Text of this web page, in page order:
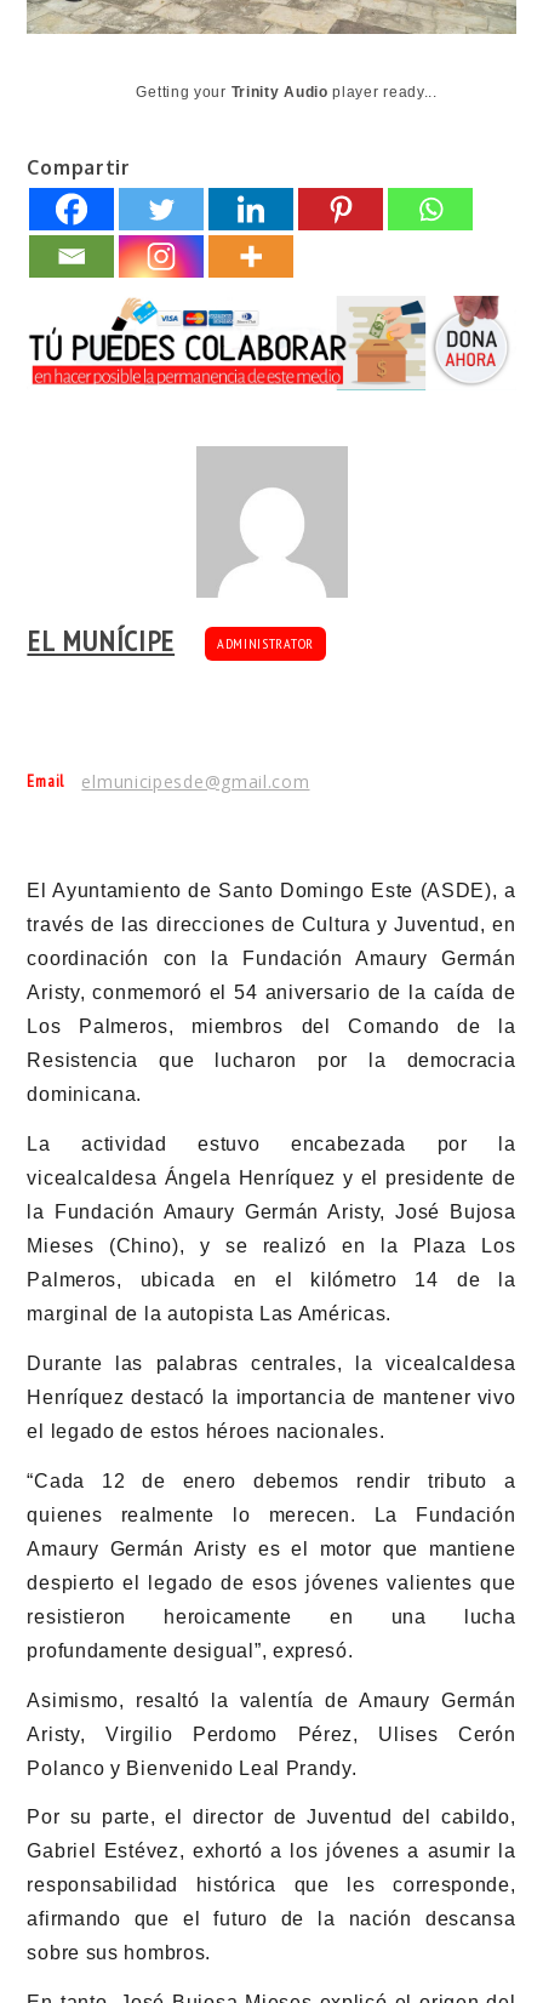
Getting your Trinity Audio player ready...
Compartir
EL MUNÍCIPE ADMINISTRATOR
Email elmunicipesde@gmail.com
El Ayuntamiento de Santo Domingo Este (ASDE), a
través de las direcciones de Cultura y Juventud, en
coordinación con la Fundación Amaury Germán
Aristy, conmemoró el 54 aniversario de la caída de
Los Palmeros, miembros del Comando de la
Resistencia que lucharon por la democracia
dominicana.
La actividad estuvo encabezada por la
vicealcaldesa Ángela Henríquez y el presidente de
la Fundación Amaury Germán Aristy, José Bujosa
Mieses (Chino), y se realizó en la Plaza Los
Palmeros, ubicada en el kilómetro 14 de la
marginal de la autopista Las Américas.
Durante las palabras centrales, la vicealcaldesa
Henríquez destacó la importancia de mantener vivo
el legado de estos héroes nacionales.
“Cada 12 de enero debemos rendir tributo a
quienes realmente lo merecen. La Fundación
Amaury Germán Aristy es el motor que mantiene
despierto el legado de esos jóvenes valientes que
resistieron heroicamente en una lucha
profundamente desigual”, expresó.
Asimismo, resaltó la valentía de Amaury Germán
Aristy, Virgilio Perdomo Pérez, Ulises Cerón
Polanco y Bienvenido Leal Prandy.
Por su parte, el director de Juventud del cabildo,
Gabriel Estévez, exhortó a los jóvenes a asumir la
responsabilidad histórica que les corresponde,
afirmando que el futuro de la nación descansa
sobre sus hombros.